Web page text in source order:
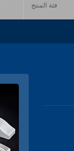
فئة المنتج